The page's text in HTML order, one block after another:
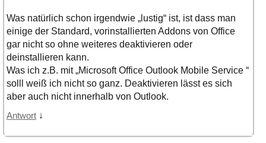
Was natürlich schon irgendwie „lustig“ ist, ist dass man
einige der Standard, vorinstallierten Addons von Office
gar nicht so ohne weiteres deaktivieren oder
deinstallieren kann.
Was ich z.B. mit „Microsoft Office Outlook Mobile Service “
solll weiß ich nicht so ganz. Deaktivieren lässt es sich
aber auch nicht innerhalb von Outlook.
Antwort ↓